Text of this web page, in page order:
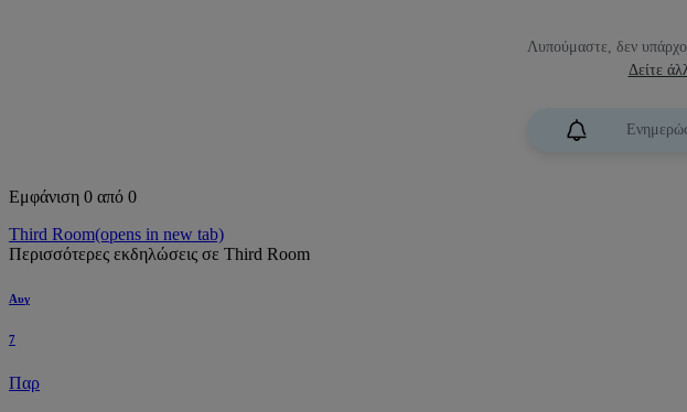
Λυπούμαστε, δεν
Δείτε
Εμφάνιση 0 από 0
Third Room(opens in new tab)
Περισσότερες εκδηλώσεις σε Third Room
Αυγ
7
Παρ